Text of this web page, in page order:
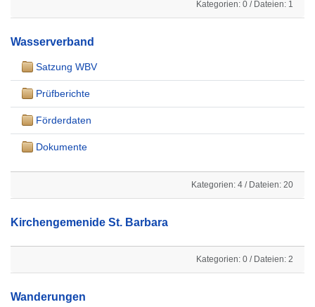
Kategorien: 0 / Dateien: 1
Wasserverband
Satzung WBV
Prüfberichte
Förderdaten
Dokumente
Kategorien: 4 / Dateien: 20
Kirchengemenide St. Barbara
Kategorien: 0 / Dateien: 2
Wanderungen